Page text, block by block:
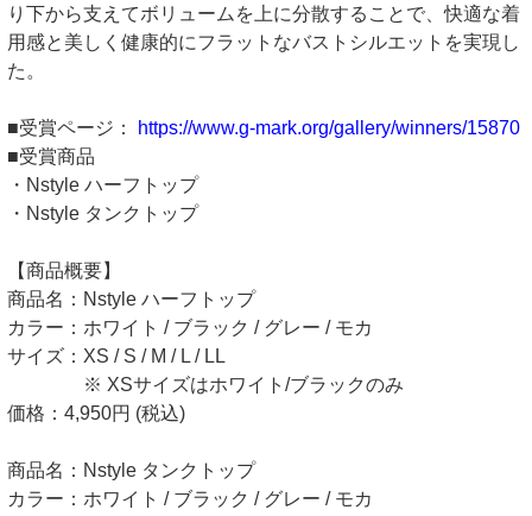
り下から支えてボリュームを上に分散することで、快適な着
用感と美しく健康的にフラットなバストシルエットを実現し
た。
■受賞ページ：
https://www.g-mark.org/gallery/winners/15870
■受賞商品
・Nstyle ハーフトップ
・Nstyle タンクトップ
【商品概要】
商品名：Nstyle ハーフトップ
カラー：ホワイト / ブラック / グレー / モカ
サイズ：XS / S / M / L / LL
※ XSサイズはホワイト/ブラックのみ
価格：4,950円 (税込)
商品名：Nstyle タンクトップ
カラー：ホワイト / ブラック / グレー / モカ